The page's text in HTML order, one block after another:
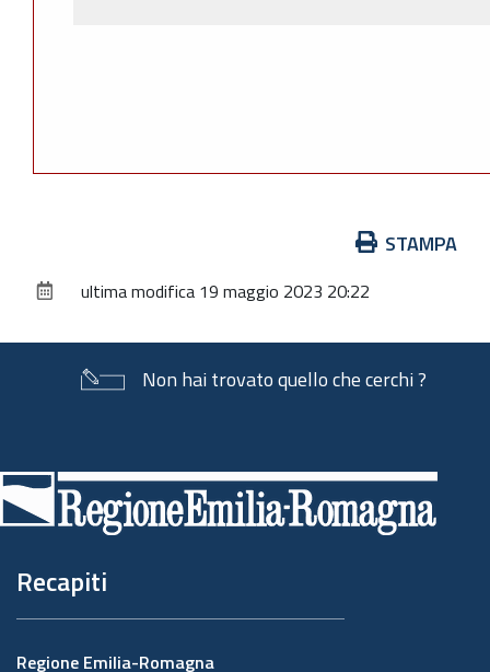
documento
STAMPA
ultima modifica 19 maggio 2023 20:22
Non hai trovato quello che cerchi ?
di
pagina
Recapiti
Regione Emilia-Romagna